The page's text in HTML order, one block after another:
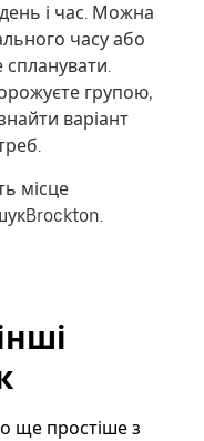
і час. Можна
часу або
спланувати.
групою,
варіант
місце
ще простіше з